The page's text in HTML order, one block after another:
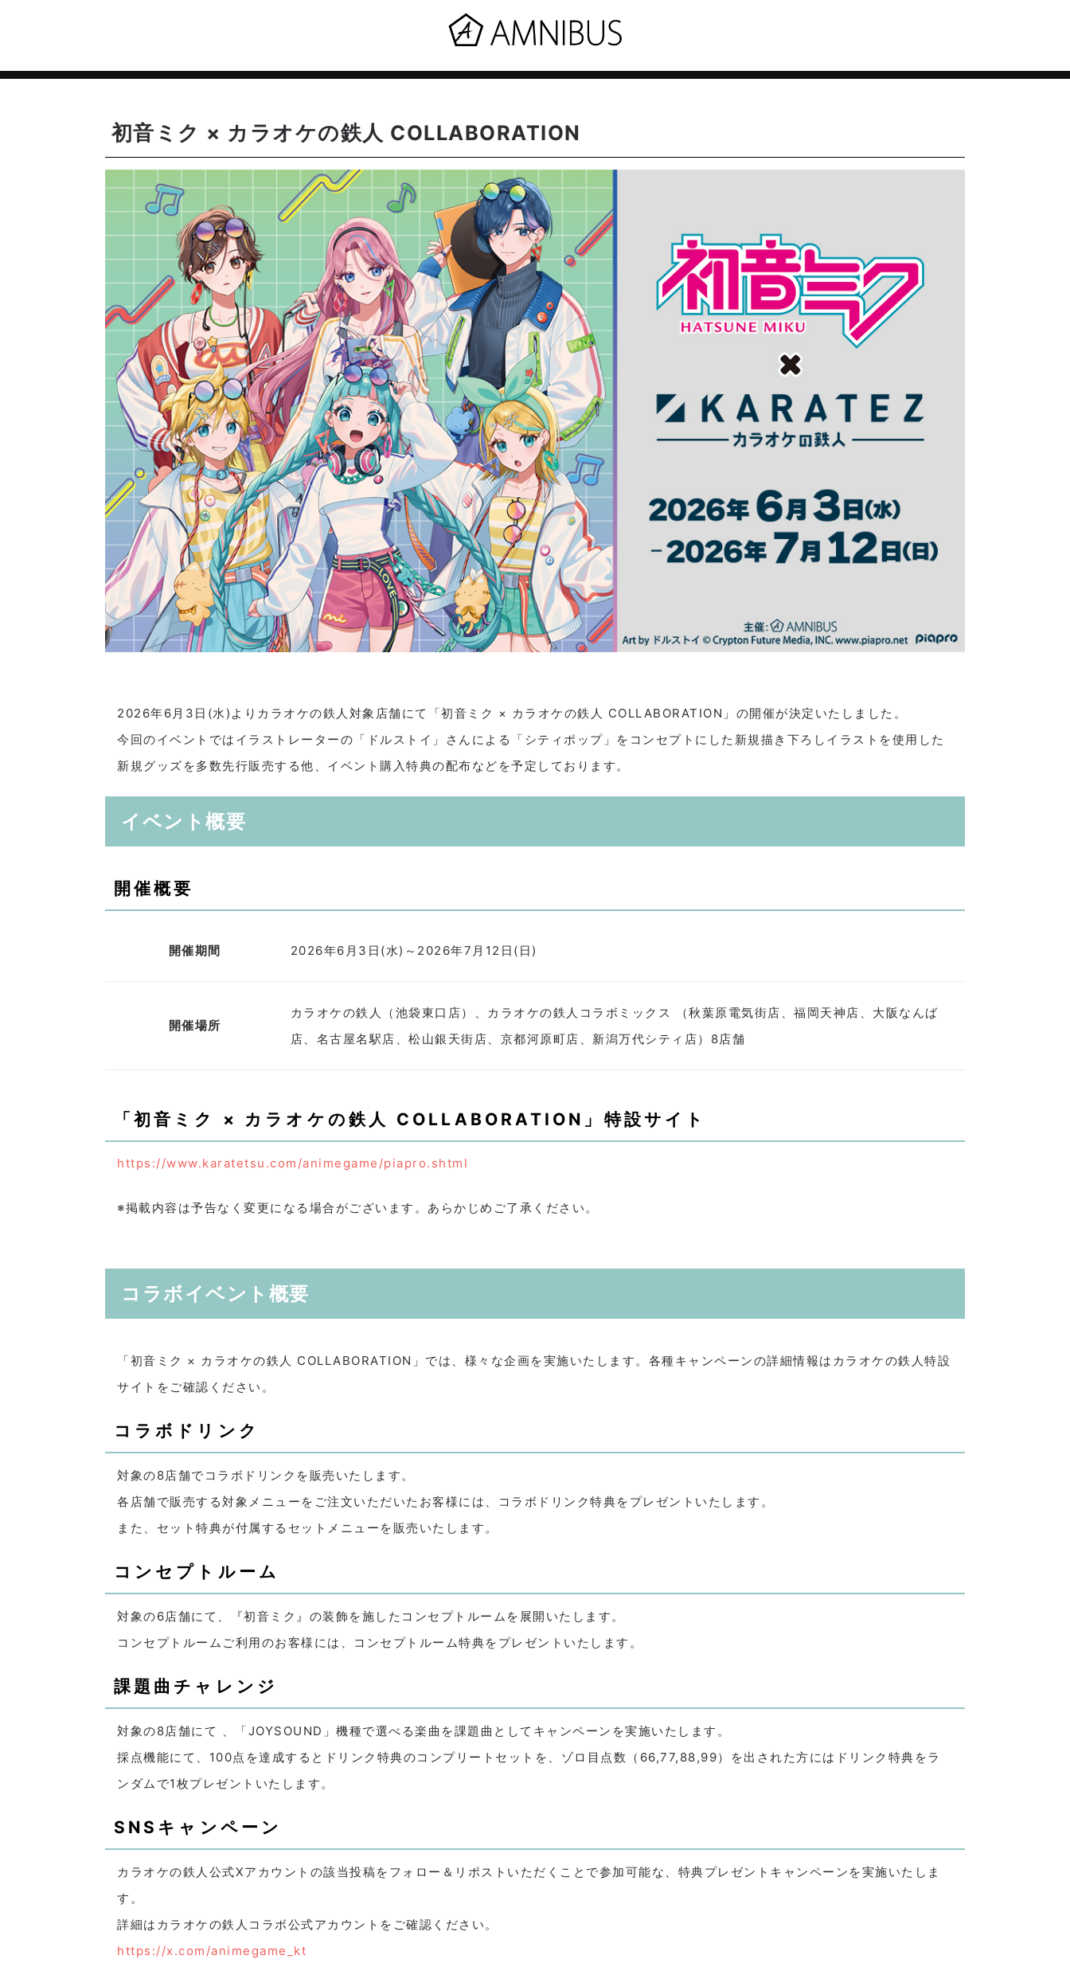
初音ミク × カラオケの鉄人 COLLABORATION
2026年6月3日(水)よりカラオケの鉄人対象店舗にて「初音ミク × カラオケの鉄人 COLLABORATION」の開催が決定いたしました。
今回のイベントではイラストレーターの「ドルストイ」さんによる「シティポップ」をコンセプトにした新規描き下ろしイラストを使用した
新規グッズを多数先行販売する他、イベント購入特典の配布などを予定しております。
イベント概要
開催概要
開催期間 2026年6月3日(水)～2026年7月12日(日)
開催場所
カラオケの鉄人（池袋東口店）、カラオケの鉄人コラボミックス （秋葉原電気街店、福岡天神店、大阪なんば
店、名古屋名駅店、松山銀天街店、京都河原町店、新潟万代シティ店）8店舗
「初音ミク × カラオケの鉄人 COLLABORATION」特設サイト
https://www.karatetsu.com/animegame/piapro.shtml
※掲載内容は予告なく変更になる場合がございます。あらかじめご了承ください。
コラボイベント概要
「初音ミク × カラオケの鉄人 COLLABORATION」では、様々な企画を実施いたします。各種キャンペーンの詳細情報はカラオケの鉄人特設
サイトをご確認ください。
コラボドリンク
対象の8店舗でコラボドリンクを販売いたします。
各店舗で販売する対象メニューをご注文いただいたお客様には、コラボドリンク特典をプレゼントいたします。
また、セット特典が付属するセットメニューを販売いたします。
コンセプトルーム
対象の6店舗にて、『初音ミク』の装飾を施したコンセプトルームを展開いたします。
コンセプトルームご利用のお客様には、コンセプトルーム特典をプレゼントいたします。
課題曲チャレンジ
対象の8店舗にて 、「JOYSOUND」機種で選べる楽曲を課題曲としてキャンペーンを実施いたします。
採点機能にて、100点を達成するとドリンク特典のコンプリートセットを、ゾロ目点数（66,77,88,99）を出された方にはドリンク特典をラ
ンダムで1枚プレゼントいたします。
SNSキャンペーン
カラオケの鉄人公式Xアカウントの該当投稿をフォロー＆リポストいただくことで参加可能な、特典プレゼントキャンペーンを実施いたしま
す。
詳細はカラオケの鉄人コラボ公式アカウントをご確認ください。
https://x.com/animegame_kt